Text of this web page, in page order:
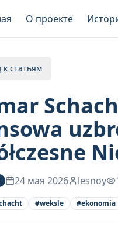
О проекте
к статьям
24 мая 2026 lesnoy
#weksle #ekonomia